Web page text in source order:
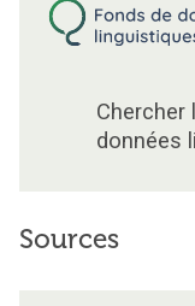
Chercher
données
Sources